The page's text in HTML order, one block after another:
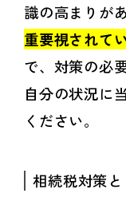
識の高まりが
重要視されて
で、対策の必
自分の状況に
ください。
相続税対策